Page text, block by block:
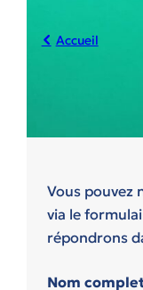
Accueil
Vous pouvez
via le
répondrons
Nom